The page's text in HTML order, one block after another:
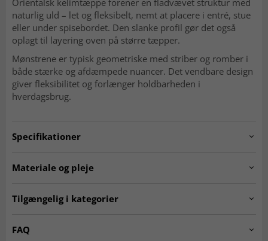
Orientalsk kelimtæppe forener en fladvævet struktur med
naturlig uld – let og fleksibelt, nemt at placere i entré, stue
eller under spisebordet. Den slanke profil gør det også
oplagt til layering oven på større tæpper.
Mønstrene er typisk geometriske med striber og romber i
både stærke og afdæmpede nuancer. Det vendbare design
giver fleksibilitet og forlænger holdbarheden i
hverdagsbrug.
Specifikationer
Vævning
Materiale og pleje
Materiale
Uld
Tilgængelig i kategorier
FAQ